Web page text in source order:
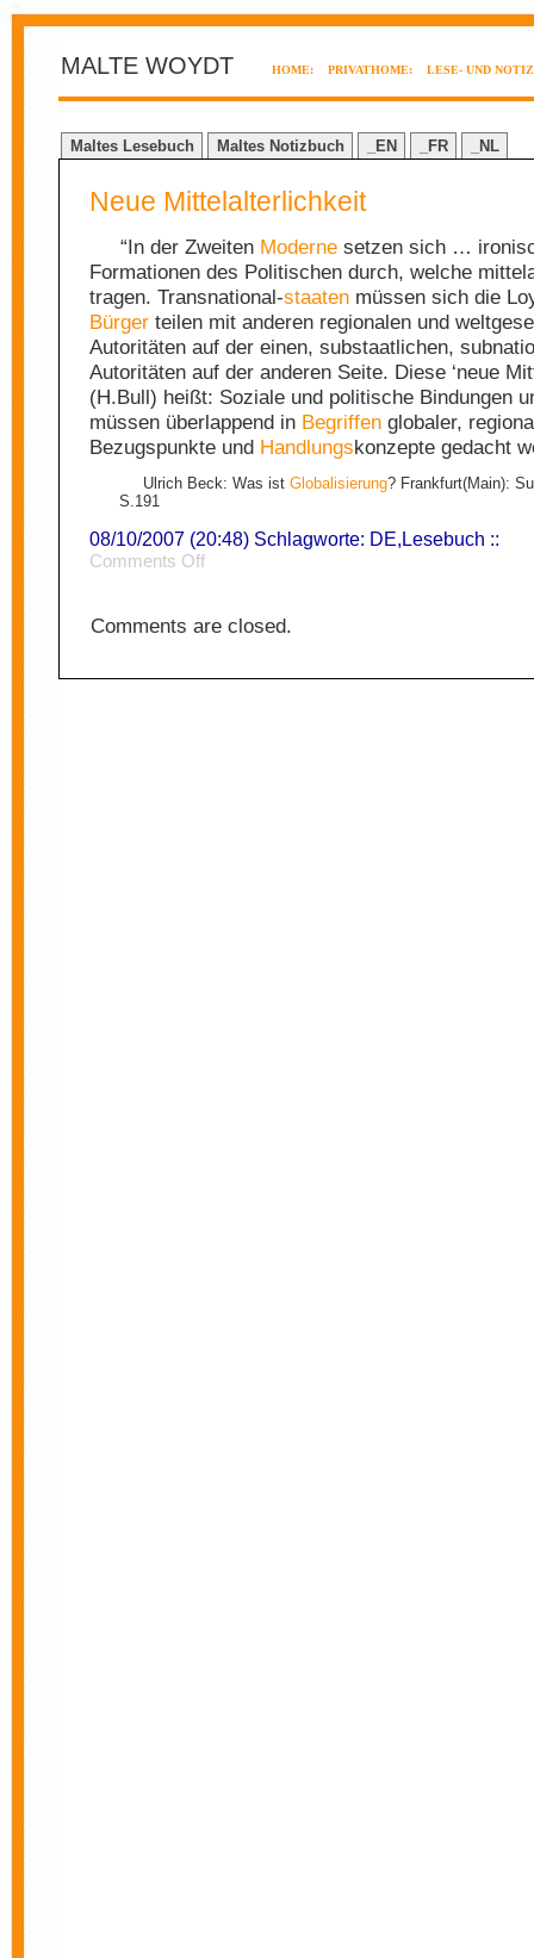
MALTE WOYDT HOME: PRIVATHOME: LESE- UND
Maltes Lesebuch Maltes Notizbuch _EN _FR _NL
Neue Mittelalterlichkeit
“In der Zweiten Moderne setzen sich …
Formationen des Politischen durch, welche
tragen. Transnational-staaten müssen sich die
Bürger teilen mit anderen regionalen und
Autoritäten auf der einen, substaatlichen,
Autoritäten auf der anderen Seite. Diese ‘neue
(H.Bull) heißt: Soziale und politische Bindungen
müssen überlappend in Begriffen globaler,
Bezugspunkte und Handlungskonzepte gedacht
Ulrich Beck: Was ist Globalisierung? Frankfurt(Main):
S.191
08/10/2007 (20:48) Schlagworte: DE,Lesebuch ::
Comments Offon
Comments are closed.